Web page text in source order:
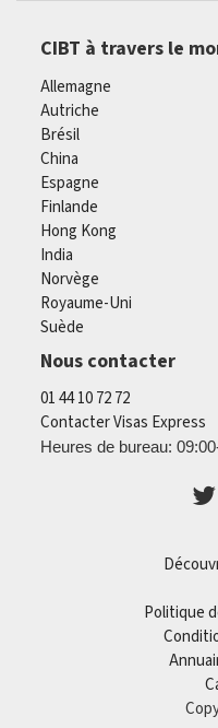
CIBT à travers le
Allemagne
Autriche
Brésil
China
Espagne
Finlande
Hong Kong
India
Norvège
Royaume-Uni
Suède
Nous contacter
01 44 10 72 72
Contacter Visas Express
Heures de bureau:
Politique